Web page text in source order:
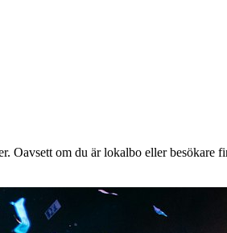
Oavsett om du är lokalbo eller besökare